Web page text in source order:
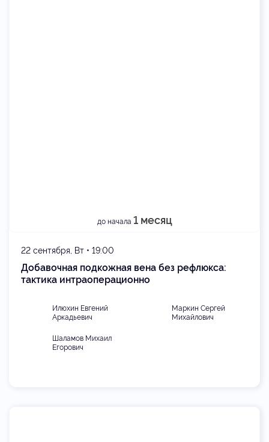
до начала 1 месяц
Илюхин Евгений
Аркадьевич
Маркин Сергей
Михайлович
Шаламов Михаил
Егорович
22 сентября, Вт • 19:00
Добавочная подкожная вена без рефлюкса:
тактика интраоперационно